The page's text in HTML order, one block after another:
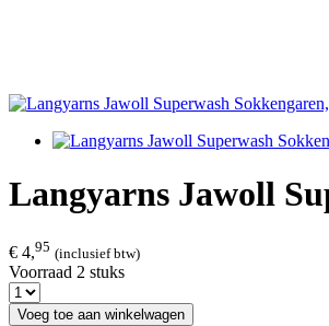
Langyarns Jawoll
€ 4,95 (inclusief btw)
Voorraad 2 stuks
Voeg toe aan winkelwagen